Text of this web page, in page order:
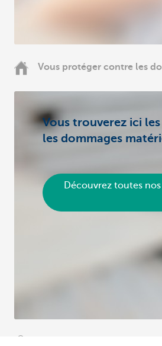
Vous protéger contre les
Vous trouverez ici
les dommages
Découvrez toutes